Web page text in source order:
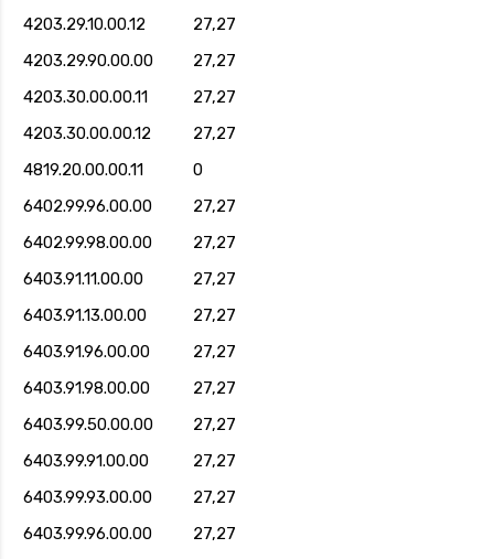
4203.29.10.00.12
27,27
4203.29.90.00.00
27,27
4203.30.00.00.11
27,27
4203.30.00.00.12
27,27
4819.20.00.00.11
0
6402.99.96.00.00
27,27
6402.99.98.00.00
27,27
6403.91.11.00.00
27,27
6403.91.13.00.00
27,27
6403.91.96.00.00
27,27
6403.91.98.00.00
27,27
6403.99.50.00.00
27,27
6403.99.91.00.00
27,27
6403.99.93.00.00
27,27
6403.99.96.00.00
27,27